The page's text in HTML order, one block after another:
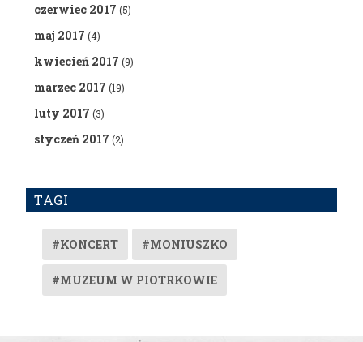
czerwiec 2017 (5)
maj 2017 (4)
kwiecień 2017 (9)
marzec 2017 (19)
luty 2017 (3)
styczeń 2017 (2)
TAGI
#KONCERT #MONIUSZKO
#MUZEUM W PIOTRKOWIE